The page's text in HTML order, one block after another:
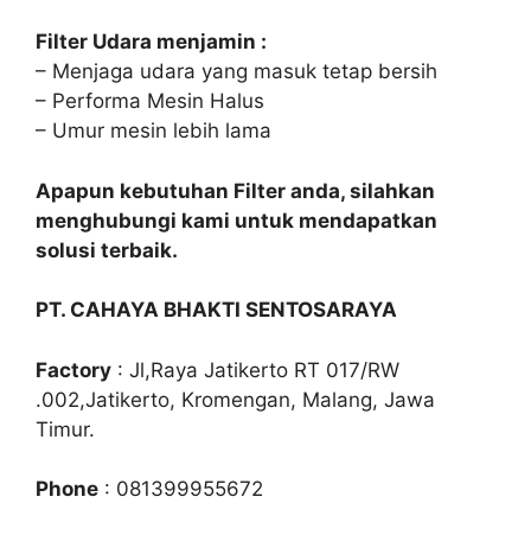
Filter Udara menjamin :
– Menjaga udara yang masuk tetap bersih
– Performa Mesin Halus
– Umur mesin lebih lama
Apapun kebutuhan Filter anda, silahkan
menghubungi kami untuk mendapatkan
solusi terbaik.
PT. CAHAYA BHAKTI SENTOSARAYA
Factory : Jl,Raya Jatikerto RT 017/RW
.002,Jatikerto, Kromengan, Malang, Jawa
Timur.
Phone : 081399955672